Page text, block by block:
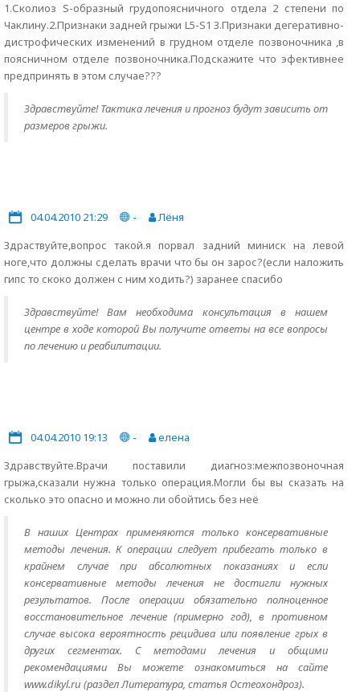
1.Сколиоз S-образный грудопоясничного отдела 2 степени по
Чаклину.2.Признаки задней грыжи L5-S1 3.Признаки дегеративно-
дистрофических изменений в грудном отделе позвоночника ,в
поясничном отделе позвоночника.Подскажите что эфективнее
предпринять в этом случае???
Здравствуйте! Тактика лечения и прогноз будут зависить от
размеров грыжи.
04.04.2010 21:29 -
Лёня
Здраствуйте,вопрос такой.я порвал задний миниск на левой
ноге,что должны сделать врачи что бы он зарос?(если наложить
гипс то скоко должен с ним ходить?) заранее спасибо
Здравствуйте! Вам необходима консультация в нашем
центре в ходе которой Вы получите ответы на все вопросы
по лечению и реабилитации.
04.04.2010 19:13 -
елена
Здравствуйте.Врачи поставили диагноз:межпозвоночная
грыжа,сказали нужна только операция.Могли бы вы сказать на
сколько это опасно и можно ли обойтись без неё
В наших Центрах применяются только консервативные
методы лечения. К операции следует прибегать только в
крайнем случае при абсолютных показаниях и если
консервативные методы лечения не достигли нужных
результатов. После операции обязательно полноценное
восстановительное лечение (примерно год), в противном
случае высока вероятность рецидива или появление грых в
других сегментах. С методами лечения и общими
рекомендациями Вы можете ознакомиться на сайте
www.dikyl.ru (раздел Литература, статья Остеохондроз).